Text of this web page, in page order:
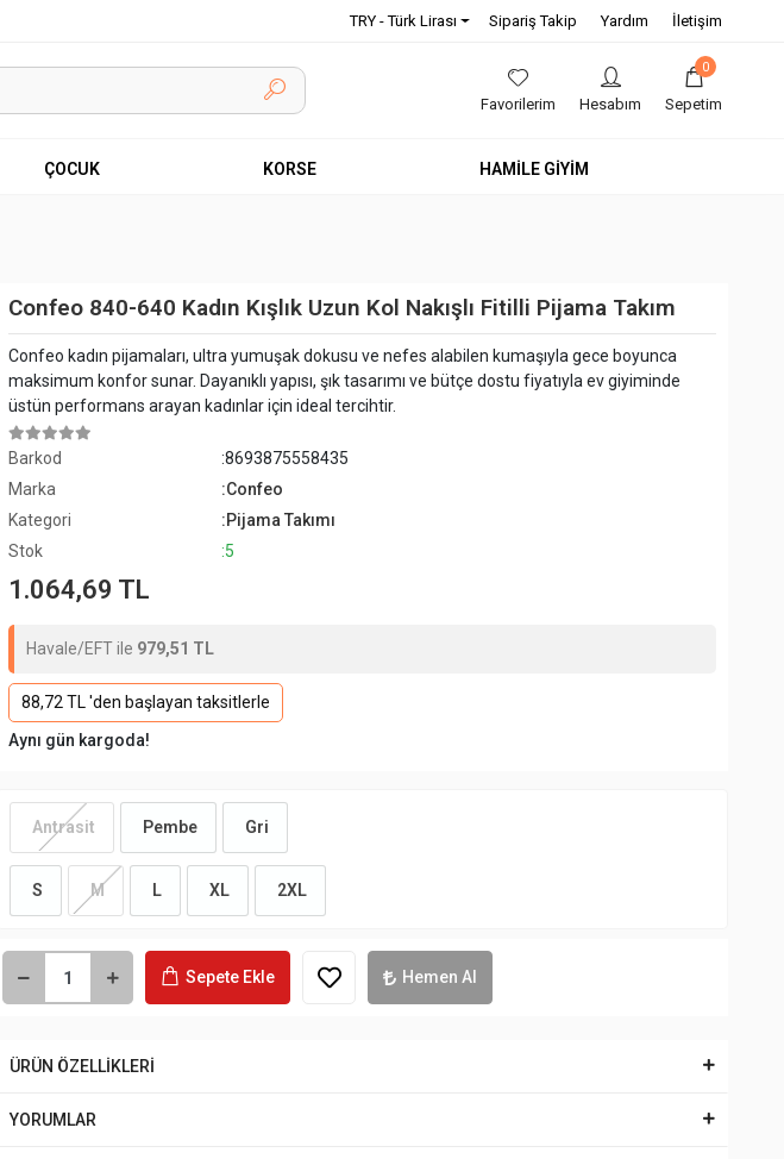
TRY - Türk Lirası Sipariş Takip Yardım İletişim
Favorilerim Hesabım
0
Sepetim
ÇOCUK KORSE HAMİLE GİYİM
Confeo 840-640 Kadın Kışlık Uzun Kol Nakışlı Fitilli Pijama Takım
Confeo kadın pijamaları, ultra yumuşak dokusu ve nefes alabilen kumaşıyla gece boyunca
maksimum konfor sunar. Dayanıklı yapısı, şık tasarımı ve bütçe dostu fiyatıyla ev giyiminde
üstün performans arayan kadınlar için ideal tercihtir.
Barkod
:8693875558435
Marka
:Confeo
Kategori
:Pijama Takımı
Stok
:5
1.064,69 TL
Havale/EFT ile 979,51 TL
88,72 TL 'den başlayan taksitlerle
Aynı gün kargoda!
Antrasit Pembe Gri
S M L XL 2XL
Sepete Ekle Hemen Al
ÜRÜN ÖZELLİKLERİ
YORUMLAR